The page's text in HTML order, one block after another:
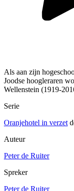
Als aan zijn
Joodse hoogleraren
Wellenstein (1919-
Serie
Oranjehotel in verzet
Auteur
Peter de Ruiter
Spreker
Peter de Ruiter